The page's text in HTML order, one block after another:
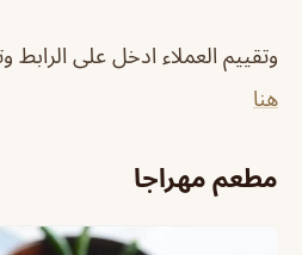
وتقييم العملاء ادخل على
هنا
مطعم مهراجا